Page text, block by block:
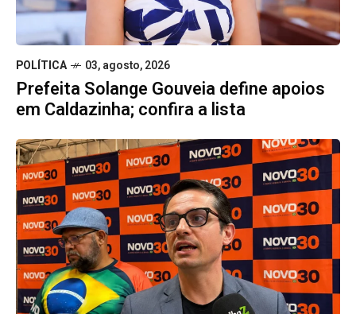
POLÍTICA 03, agosto, 2026
Prefeita Solange Gouveia define apoios
em Caldazinha; confira a lista